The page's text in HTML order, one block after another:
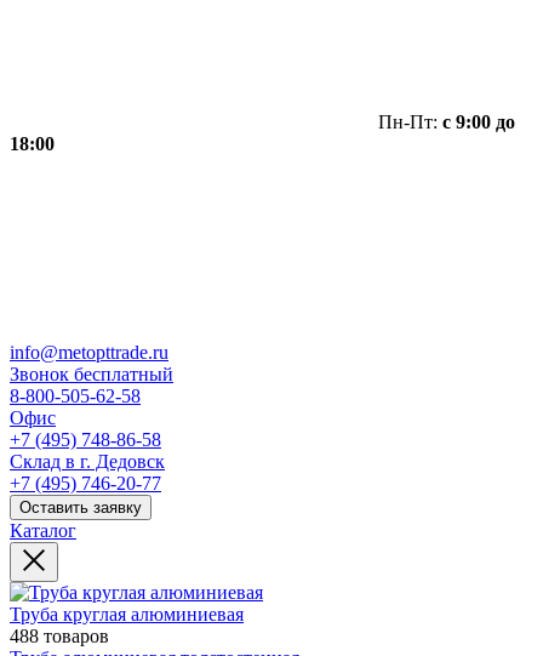
Пн-Пт: с 9:00 до
18:00
info@metopttrade.ru
Звонок бесплатный
8-800-505-62-58
Офис
+7 (495) 748-86-58
Склад в г. Дедовск
+7 (495) 746-20-77
Оставить заявку
Каталог
Труба круглая алюминиевая
488 товаров